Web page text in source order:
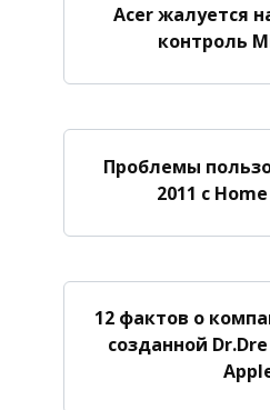
Acer жалуется
контроль
Проблемы
2011 с
12 фактов о
созданной